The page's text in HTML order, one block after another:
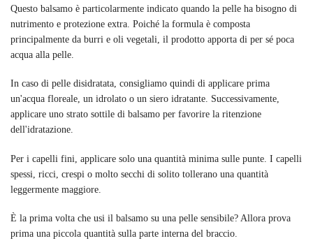
Questo balsamo è particolarmente indicato quando la pelle ha bisogno di
nutrimento e protezione extra. Poiché la formula è composta
principalmente da burri e oli vegetali, il prodotto apporta di per sé poca
acqua alla pelle.
In caso di pelle disidratata, consigliamo quindi di applicare prima
un'acqua floreale, un idrolato o un siero idratante. Successivamente,
applicare uno strato sottile di balsamo per favorire la ritenzione
dell'idratazione.
Per i capelli fini, applicare solo una quantità minima sulle punte. I capelli
spessi, ricci, crespi o molto secchi di solito tollerano una quantità
leggermente maggiore.
È la prima volta che usi il balsamo su una pelle sensibile? Allora prova
prima una piccola quantità sulla parte interna del braccio.